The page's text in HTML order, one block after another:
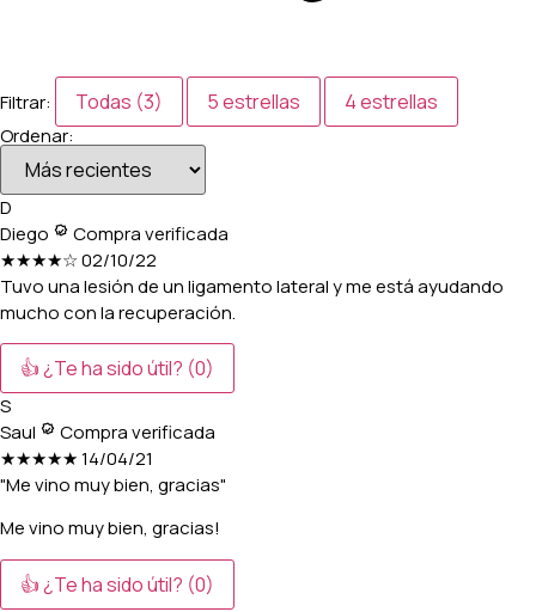
Filtrar: Todas (3) 5 estrellas 4 estrellas
Ordenar:
D
Diego
Compra verificada
★★★★☆02/10/22
Tuvo una lesión de un ligamento lateral y me está ayudando
mucho con la recuperación.
👍 ¿Te ha sido útil? (0)
S
Saul
Compra verificada
★★★★★14/04/21
"Me vino muy bien, gracias"
Me vino muy bien, gracias!
👍 ¿Te ha sido útil? (0)